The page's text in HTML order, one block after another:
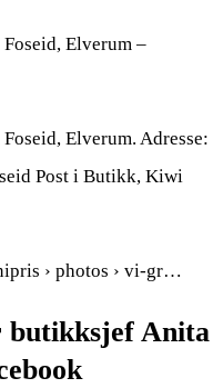
Elverum –
Elverum. Adresse:
Post i Butikk, Kiwi
› photos › vi-gr…
Anita